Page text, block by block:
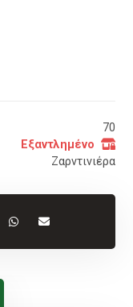
70
Εξαντλημένο
Ζαρντινιέρα